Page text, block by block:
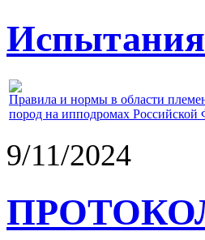
Правила и нормы в области
пород на ипподромах Российской
9/11/2024